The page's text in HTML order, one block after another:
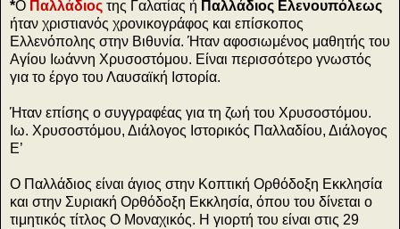
*Ο Παλλάδιος της Γαλατίας ή Παλλάδιος Ελενουπόλεως
ήταν χριστιανός χρονικογράφος και επίσκοπος
Ελλενόπολης στην Βιθυνία. Ήταν αφοσιωμένος μαθητής του
Αγίου Ιωάννη Χρυσοστόμου. Είναι περισσότερο γνωστός
για το έργο του Λαυσαϊκή Ιστορία.
Ήταν επίσης ο συγγραφέας για τη ζωή του Χρυσοστόμου.
Ιω. Χρυσοστόμου, Διάλογος Ιστορικός Παλλαδίου, Διάλογος
Ε’
Ο Παλλάδιος είναι άγιος στην Κοπτική Ορθόδοξη Εκκλησία
και στην Συριακή Ορθόδοξη Εκκλησία, όπου του δίνεται ο
τιμητικός τίτλος Ο Μοναχικός. Η γιορτή του είναι στις 29